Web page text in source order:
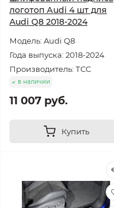
логотоп Аudi 4 шт для
Audi Q8 2018-2024
Модель: Audi Q8
Года выпуска: 2018-2024
Производитель: ТСС
в наличии
11 007 руб.
Купить